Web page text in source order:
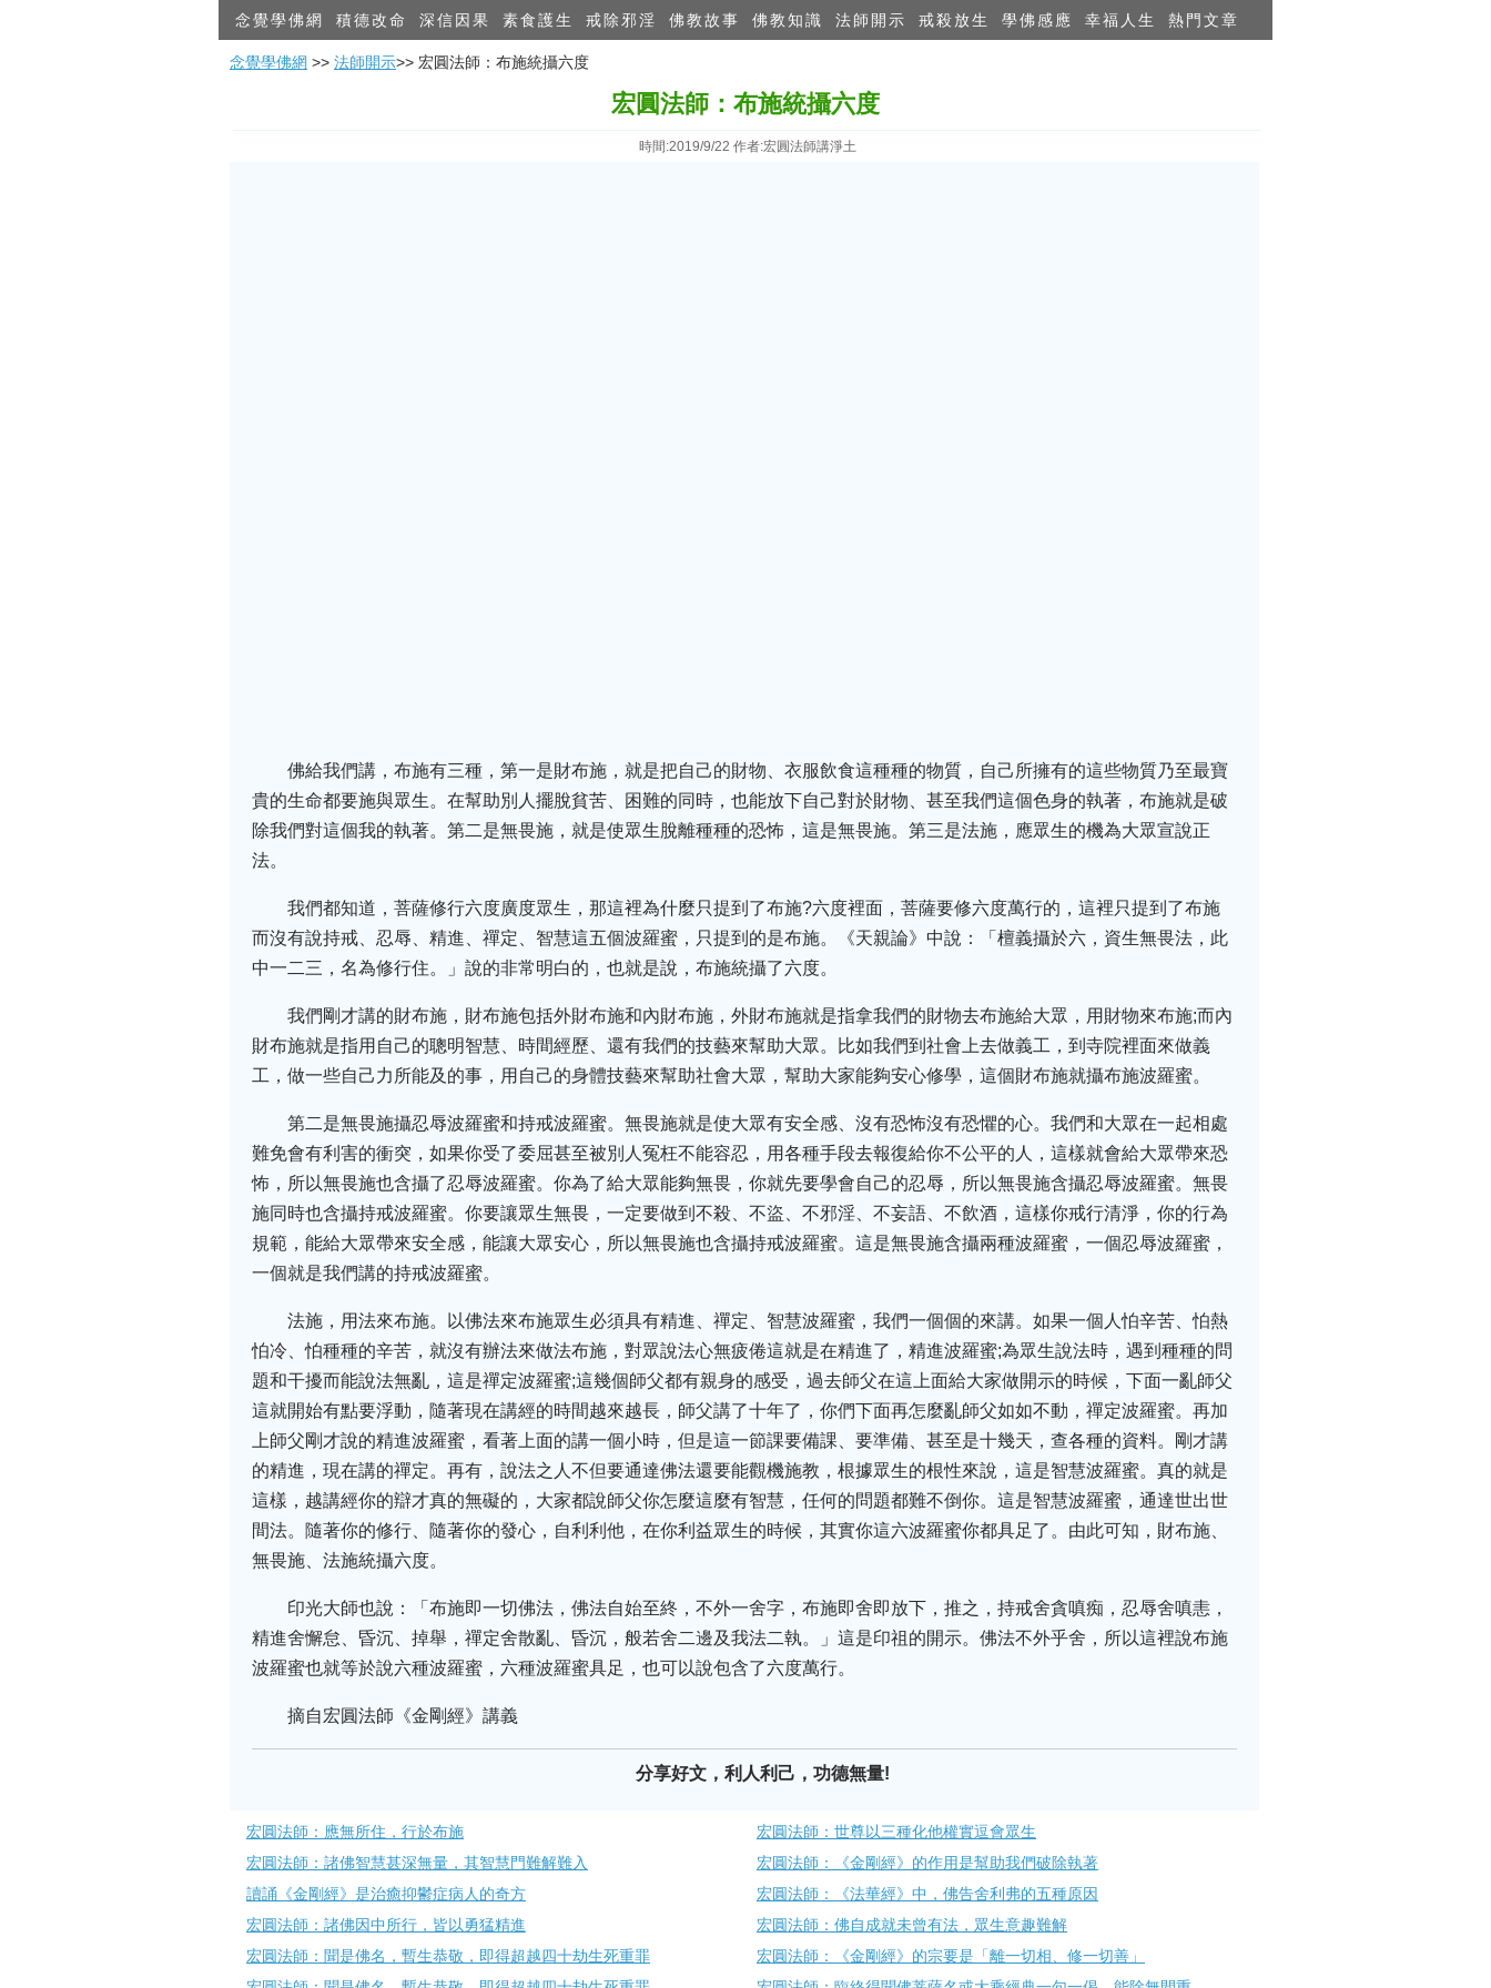
念覺學佛網 積德改命 深信因果 素食護生 戒除邪淫 佛教故事 佛教知識 法師開示 戒殺放生 學佛感應 幸福人生 熱門文章
念覺學佛網 >> 法師開示>> 宏圓法師：布施統攝六度
宏圓法師：布施統攝六度
時間:2019/9/22 作者:宏圓法師講淨土
佛給我們講，布施有三種，第一是財布施，就是把自己的財物、衣服飲食這種種的物質，自己所擁有的這些物質乃至最寶
貴的生命都要施與眾生。在幫助別人擺脫貧苦、困難的同時，也能放下自己對於財物、甚至我們這個色身的執著，布施就是破
除我們對這個我的執著。第二是無畏施，就是使眾生脫離種種的恐怖，這是無畏施。第三是法施，應眾生的機為大眾宣說正
法。
我們都知道，菩薩修行六度廣度眾生，那這裡為什麼只提到了布施?六度裡面，菩薩要修六度萬行的，這裡只提到了布施
而沒有說持戒、忍辱、精進、禪定、智慧這五個波羅蜜，只提到的是布施。《天親論》中說：「檀義攝於六，資生無畏法，此
中一二三，名為修行住。」說的非常明白的，也就是說，布施統攝了六度。
我們剛才講的財布施，財布施包括外財布施和內財布施，外財布施就是指拿我們的財物去布施給大眾，用財物來布施;而內
財布施就是指用自己的聰明智慧、時間經歷、還有我們的技藝來幫助大眾。比如我們到社會上去做義工，到寺院裡面來做義
工，做一些自己力所能及的事，用自己的身體技藝來幫助社會大眾，幫助大家能夠安心修學，這個財布施就攝布施波羅蜜。
第二是無畏施攝忍辱波羅蜜和持戒波羅蜜。無畏施就是使大眾有安全感、沒有恐怖沒有恐懼的心。我們和大眾在一起相處
難免會有利害的衝突，如果你受了委屈甚至被別人冤枉不能容忍，用各種手段去報復給你不公平的人，這樣就會給大眾帶來恐
怖，所以無畏施也含攝了忍辱波羅蜜。你為了給大眾能夠無畏，你就先要學會自己的忍辱，所以無畏施含攝忍辱波羅蜜。無畏
施同時也含攝持戒波羅蜜。你要讓眾生無畏，一定要做到不殺、不盜、不邪淫、不妄語、不飲酒，這樣你戒行清淨，你的行為
規範，能給大眾帶來安全感，能讓大眾安心，所以無畏施也含攝持戒波羅蜜。這是無畏施含攝兩種波羅蜜，一個忍辱波羅蜜，
一個就是我們講的持戒波羅蜜。
法施，用法來布施。以佛法來布施眾生必須具有精進、禪定、智慧波羅蜜，我們一個個的來講。如果一個人怕辛苦、怕熱
怕冷、怕種種的辛苦，就沒有辦法來做法布施，對眾說法心無疲倦這就是在精進了，精進波羅蜜;為眾生說法時，遇到種種的問
題和干擾而能說法無亂，這是禪定波羅蜜;這幾個師父都有親身的感受，過去師父在這上面給大家做開示的時候，下面一亂師父
這就開始有點要浮動，隨著現在講經的時間越來越長，師父講了十年了，你們下面再怎麼亂師父如如不動，禪定波羅蜜。再加
上師父剛才說的精進波羅蜜，看著上面的講一個小時，但是這一節課要備課、要準備、甚至是十幾天，查各種的資料。剛才講
的精進，現在講的禪定。再有，說法之人不但要通達佛法還要能觀機施教，根據眾生的根性來說，這是智慧波羅蜜。真的就是
這樣，越講經你的辯才真的無礙的，大家都說師父你怎麼這麼有智慧，任何的問題都難不倒你。這是智慧波羅蜜，通達世出世
間法。隨著你的修行、隨著你的發心，自利利他，在你利益眾生的時候，其實你這六波羅蜜你都具足了。由此可知，財布施、
無畏施、法施統攝六度。
印光大師也說：「布施即一切佛法，佛法自始至終，不外一舍字，布施即舍即放下，推之，持戒舍貪嗔痴，忍辱舍嗔恚，
精進舍懈怠、昏沉、掉舉，禪定舍散亂、昏沉，般若舍二邊及我法二執。」這是印祖的開示。佛法不外乎舍，所以這裡說布施
波羅蜜也就等於說六種波羅蜜，六種波羅蜜具足，也可以說包含了六度萬行。
摘自宏圓法師《金剛經》講義
分享好文，利人利己，功德無量!
宏圓法師：應無所住，行於布施
宏圓法師：世尊以三種化他權實逗會眾生
宏圓法師：諸佛智慧甚深無量，其智慧門難解難入
宏圓法師：《金剛經》的作用是幫助我們破除執著
讀誦《金剛經》是治癒抑鬱症病人的奇方
宏圓法師：《法華經》中，佛告舍利弗的五種原因
宏圓法師：諸佛因中所行，皆以勇猛精進
宏圓法師：佛自成就未曾有法，眾生意趣難解
宏圓法師：聞是佛名，暫生恭敬，即得超越四十劫生死重罪
宏圓法師：《金剛經》的宗要是「離一切相、修一切善」